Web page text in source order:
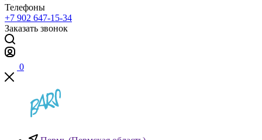
Телефоны
+7 902 647-15-34
Заказать звонок
0